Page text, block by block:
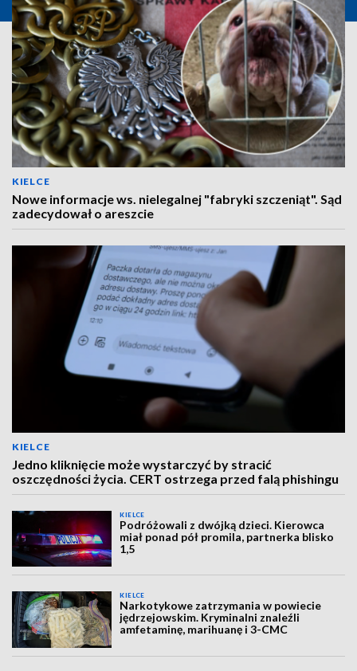
KIELCE
Nowe informacje ws. nielegalnej "fabryki szczeniąt". Sąd
zadecydował o areszcie
KIELCE
Jedno kliknięcie może wystarczyć by stracić
oszczędności życia. CERT ostrzega przed falą phishingu
KIELCE
Podróżowali z dwójką dzieci. Kierowca
miał ponad pół promila, partnerka blisko
1,5
KIELCE
Narkotykowe zatrzymania w powiecie
jędrzejowskim. Kryminalni znaleźli
amfetaminę, marihuanę i 3-CMC